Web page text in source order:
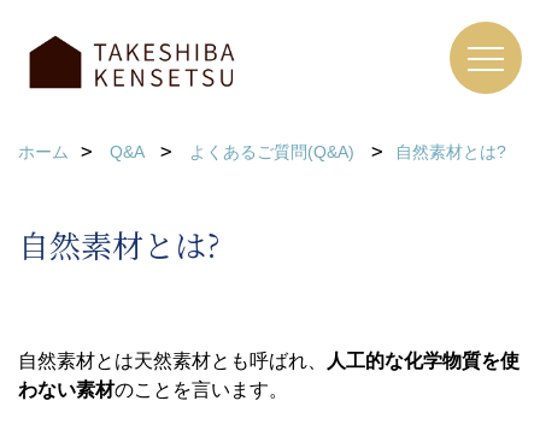
ホーム Q&A よくあるご質問(Q&A) 自然素材とは?
自然素材とは?
自然素材とは天然素材とも呼ばれ、
人工的な化学物質を使
わない素材のことを言います。